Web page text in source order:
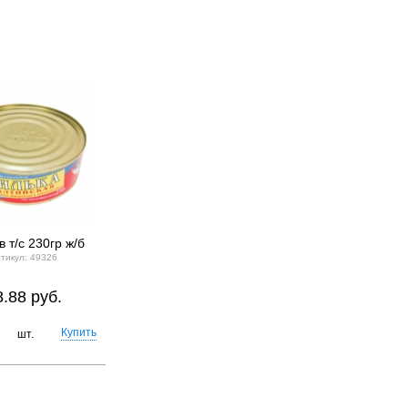
т/с 230гр ж/б
49326
руб.
шт.